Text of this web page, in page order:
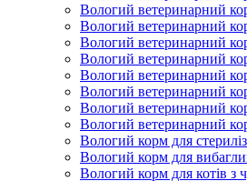
Вологий ветеринарний
Вологий ветеринарний
Вологий ветеринарний
Вологий ветеринарний
Вологий ветеринарний
Вологий ветеринарний
Вологий ветеринарний
Вологий ветеринарний
Вологий корм для
Вологий корм для
Вологий корм для котів з